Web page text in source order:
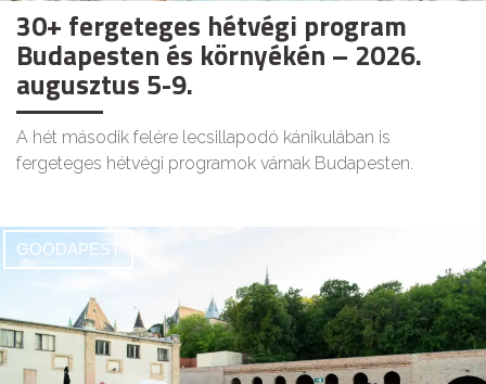
30+ fergeteges hétvégi program
Budapesten és környékén – 2026.
augusztus 5-9.
A hét második felére lecsillapodó kánikulában is
fergeteges hétvégi programok várnak Budapesten.
GOODAPEST